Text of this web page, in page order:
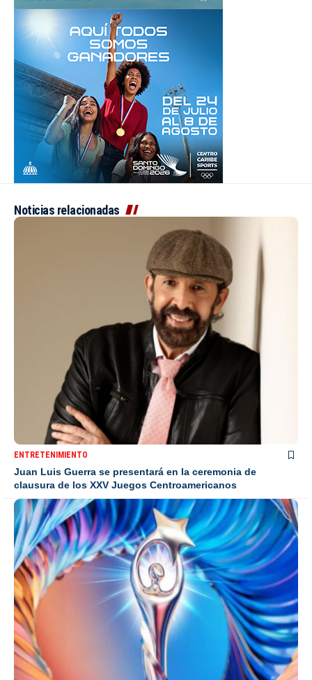
Noticias relacionadas
ENTRETENIMIENTO
Juan Luis Guerra se presentará en la ceremonia de
clausura de los XXV Juegos Centroamericanos